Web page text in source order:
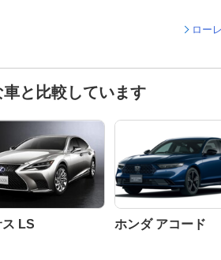
ロー
と比較しています
ス LS ホンダ アコード